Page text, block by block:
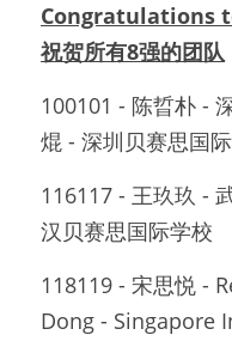
Congratulations
祝贺所有8强的团队
100101 - 陈晢朴 -
焜 - 深圳贝赛思国
116117 - 王玖玖 -
汉贝赛思国际学校
118119 - 宋思悦 -
Dong - Singapore